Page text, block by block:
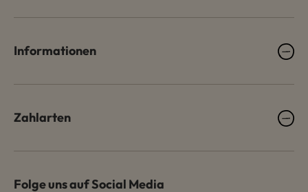
Informationen
Zahlarten
Folge uns auf Social Media